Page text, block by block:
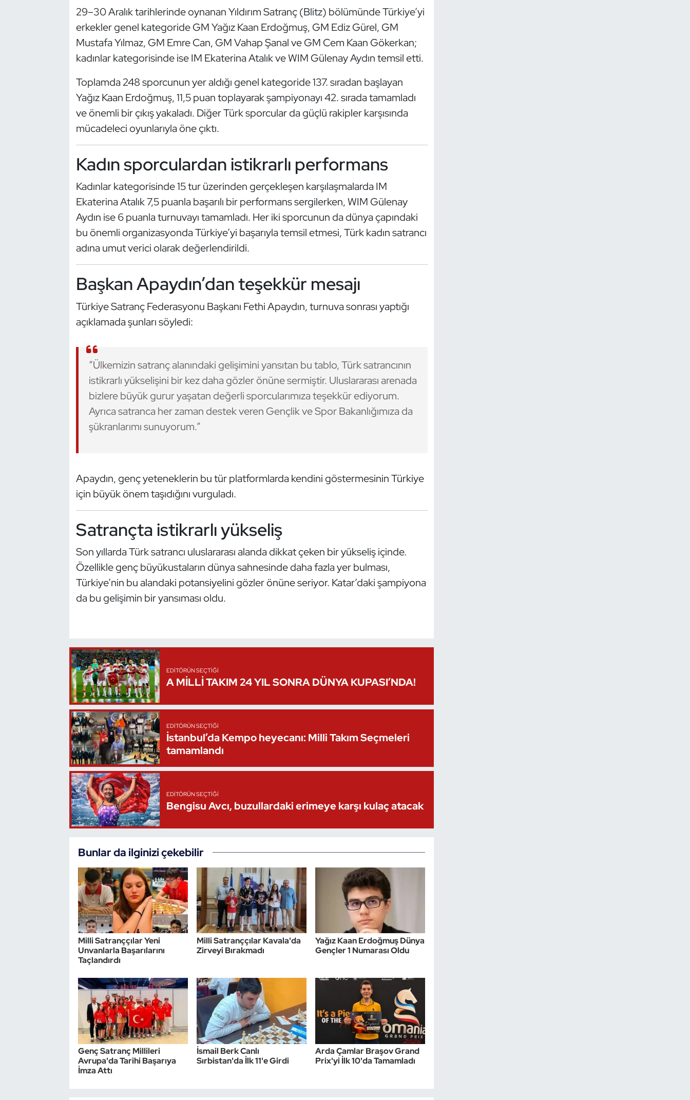
29–30 Aralık tarihlerinde oynanan Yıldırım Satranç (Blitz) bölümünde Türkiye’yi
erkekler genel kategoride GM Yağız Kaan Erdoğmuş, GM Ediz Gürel, GM
Mustafa Yılmaz, GM Emre Can, GM Vahap Şanal ve GM Cem Kaan Gökerkan;
kadınlar kategorisinde ise IM Ekaterina Atalık ve WIM Gülenay Aydın temsil etti.
Toplamda 248 sporcunun yer aldığı genel kategoride 137. sıradan başlayan
Yağız Kaan Erdoğmuş, 11,5 puan toplayarak şampiyonayı 42. sırada tamamladı
ve önemli bir çıkış yakaladı. Diğer Türk sporcular da güçlü rakipler karşısında
mücadeleci oyunlarıyla öne çıktı.
Kadın sporculardan istikrarlı performans
Kadınlar kategorisinde 15 tur üzerinden gerçekleşen karşılaşmalarda IM
Ekaterina Atalık 7,5 puanla başarılı bir performans sergilerken, WIM Gülenay
Aydın ise 6 puanla turnuvayı tamamladı. Her iki sporcunun da dünya çapındaki
bu önemli organizasyonda Türkiye’yi başarıyla temsil etmesi, Türk kadın satrancı
adına umut verici olarak değerlendirildi.
Başkan Apaydın’dan teşekkür mesajı
Türkiye Satranç Federasyonu Başkanı Fethi Apaydın, turnuva sonrası yaptığı
açıklamada şunları söyledi:
“Ülkemizin satranç alanındaki gelişimini yansıtan bu tablo, Türk satrancının
istikrarlı yükselişini bir kez daha gözler önüne sermiştir. Uluslararası arenada
bizlere büyük gurur yaşatan değerli sporcularımıza teşekkür ediyorum.
Ayrıca satranca her zaman destek veren Gençlik ve Spor Bakanlığımıza da
şükranlarımı sunuyorum.”
Apaydın, genç yeteneklerin bu tür platformlarda kendini göstermesinin Türkiye
için büyük önem taşıdığını vurguladı.
Satrançta istikrarlı yükseliş
Son yıllarda Türk satrancı uluslararası alanda dikkat çeken bir yükseliş içinde.
Özellikle genç büyükustaların dünya sahnesinde daha fazla yer bulması,
Türkiye’nin bu alandaki potansiyelini gözler önüne seriyor. Katar’daki şampiyona
da bu gelişimin bir yansıması oldu.
EDITÖRÜN SEÇTIĞI
A MİLLİ TAKIM 24 YIL SONRA DÜNYA KUPASI’NDA!
EDITÖRÜN SEÇTIĞI
İstanbul’da Kempo heyecanı: Milli Takım Seçmeleri
tamamlandı
EDITÖRÜN SEÇTIĞI
Bengisu Avcı, buzullardaki erimeye karşı kulaç atacak
Bunlar da ilginizi çekebilir
Milli Satranççılar Yeni
Unvanlarla Başarılarını
Taçlandırdı
Milli Satranççılar Kavala'da
Zirveyi Bırakmadı
Yağız Kaan Erdoğmuş Dünya
Gençler 1 Numarası Oldu
Genç Satranç Millileri
Avrupa'da Tarihi Başarıya
İmza Attı
İsmail Berk Canlı
Sırbistan'da İlk 11'e Girdi
Arda Çamlar Braşov Grand
Prix'yi İlk 10'da Tamamladı
Hava Sporları
İşitme Engelli Sporcular
Judo ve Kuraş
Kano ve Rafting
Modern Pentatlon
Motor Sporları
Özel Sporcular
Sualtı Sporları
Vücut Geliştirme Fitness
Wushu Kungfu